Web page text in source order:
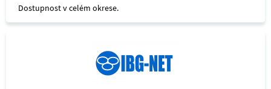
Dostupnost v celém okrese.